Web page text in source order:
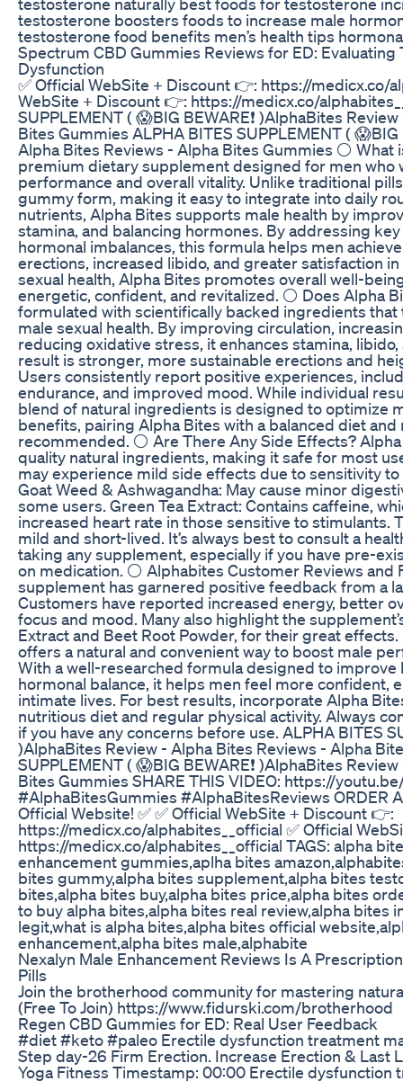
testosterone boosters foods to increase male
testosterone food benefits men’s health tips
Spectrum CBD Gummies Reviews for ED:
Dysfunction
✅ Official WebSite + Discount 👉: https://medicx.co/
WebSite + Discount 👉: https://medicx.co/
SUPPLEMENT ( 😱BIG BEWARE❗ )AlphaBites
Bites Gummies ALPHA BITES SUPPLEMENT ( 😱BIG
Alpha Bites Reviews - Alpha Bites Gummies ⚪ What
premium dietary supplement designed for men who
performance and overall vitality. Unlike traditional
gummy form, making it easy to integrate into daily
nutrients, Alpha Bites supports male health by
stamina, and balancing hormones. By addressing
hormonal imbalances, this formula helps men
erections, increased libido, and greater satisfaction
sexual health, Alpha Bites promotes overall well-
energetic, confident, and revitalized. ⚪ Does Alpha
formulated with scientifically backed ingredients
male sexual health. By improving circulation,
reducing oxidative stress, it enhances stamina,
result is stronger, more sustainable erections and
Users consistently report positive experiences,
endurance, and improved mood. While individual
blend of natural ingredients is designed to optimize
benefits, pairing Alpha Bites with a balanced diet
recommended. ⚪ Are There Any Side Effects?
quality natural ingredients, making it safe for most
may experience mild side effects due to sensitivity
Goat Weed & Ashwagandha: May cause minor
some users. Green Tea Extract: Contains caffeine,
increased heart rate in those sensitive to stimulants.
mild and short-lived. It’s always best to consult a
taking any supplement, especially if you have pre-
on medication. ⚪ Alphabites Customer Reviews and
supplement has garnered positive feedback from a
Customers have reported increased energy, better
focus and mood. Many also highlight the
Extract and Beet Root Powder, for their great
offers a natural and convenient way to boost male
With a well-researched formula designed to improve
hormonal balance, it helps men feel more confident,
intimate lives. For best results, incorporate Alpha
nutritious diet and regular physical activity. Always
if you have any concerns before use. ALPHA BITES
)AlphaBites Review - Alpha Bites Reviews - Alpha
SUPPLEMENT ( 😱BIG BEWARE❗ )AlphaBites
Bites Gummies SHARE THIS VIDEO: https://
#AlphaBitesGummies #AlphaBitesReviews ORDER
Official Website! ✅ ✅ Official WebSite + Discount 👉:
https://medicx.co/alphabites__official ✅ Official
https://medicx.co/alphabites__official TAGS: alpha
enhancement gummies,aplha bites
bites gummy,alpha bites supplement,alpha bites
bites,alpha bites buy,alpha bites price,alpha bites
to buy alpha bites,alpha bites real review,alpha bites
legit,what is alpha bites,alpha bites official
enhancement,alpha bites male,alphabite
Nexalyn Male Enhancement Reviews Is A
Pills
Join the brotherhood community for mastering
(Free To Join) https://www.fidurski.com/brotherhood
Regen CBD Gummies for ED: Real User Feedback
#diet #keto #paleo Erectile dysfunction treatment
Step day-26 Firm Erection. Increase Erection & Last
Yoga Fitness Timestamp: 00:00 Erectile dysfunction